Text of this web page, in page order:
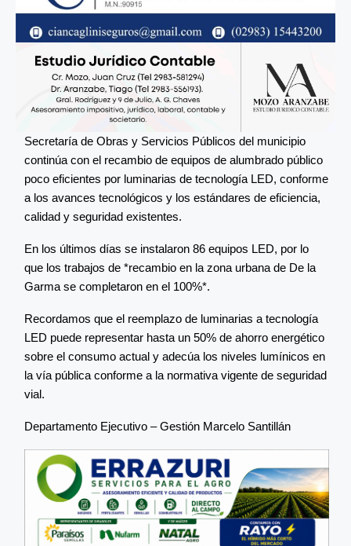
Secretaría de Obras y Servicios Públicos del municipio
continúa con el recambio de equipos de alumbrado público
poco eficientes por luminarias de tecnología LED, conforme
a los avances tecnológicos y los estándares de eficiencia,
calidad y seguridad existentes.
En los últimos días se instalaron 86 equipos LED, por lo
que los trabajos de *recambio en la zona urbana de De la
Garma se completaron en el 100%*.
Recordamos que el reemplazo de luminarias a tecnología
LED puede representar hasta un 50% de ahorro energético
sobre el consumo actual y adecúa los niveles lumínicos en
la vía pública conforme a la normativa vigente de seguridad
vial.
Departamento Ejecutivo – Gestión Marcelo Santillán